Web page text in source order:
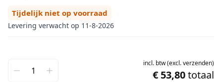
Tijdelijk niet op voorraad
Levering verwacht op 11-8-2026
incl. btw(excl.verzenden)
€ 53,80totaal